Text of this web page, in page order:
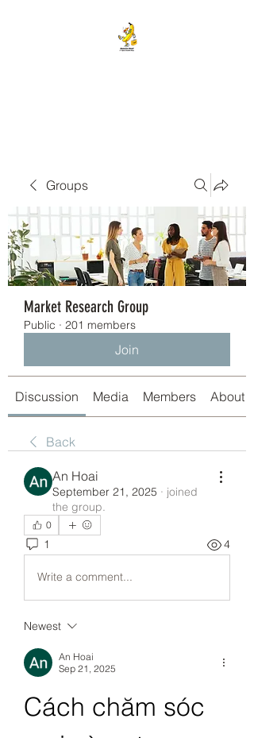
Groups
Market Research Group
Public · 201 members
Join
Discussion Media Members About
Back
An Hoai
September 21, 2025 · joined
the group.
0
1 4
Write a comment...
Newest
An Hoai
Sep 21, 2025
Cách chăm sóc